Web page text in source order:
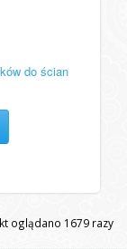
do ścian
oglądano 1679 razy